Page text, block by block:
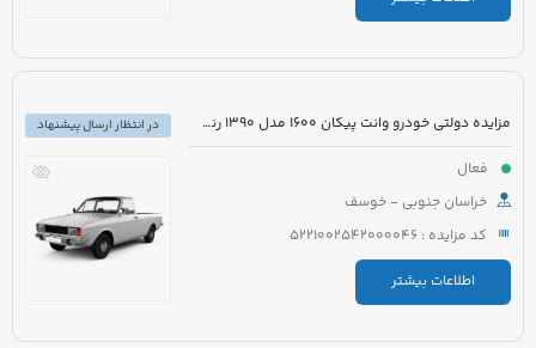
مزایده دولتی خودرو وانت پیکان 1600 مدل 1390 رنگ سفید
فعال
خراسان جنوبی - خوسف
کد مزایده : 5221002542000046
اطلاعات بیشتر
در انتظار ارسال پیشنهاد